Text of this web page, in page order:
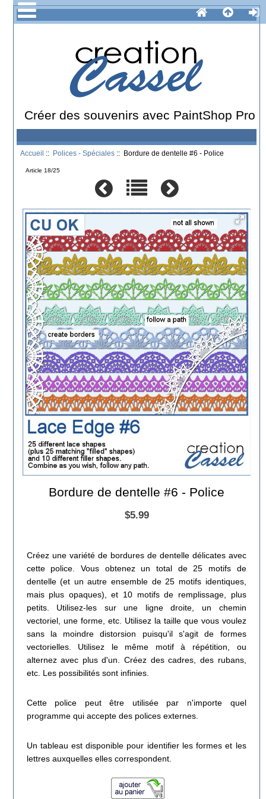
Créer des souvenirs avec PaintShop Pro
Accueil :: Polices - Spéciales :: Bordure de dentelle #6 - Police
Article 18/25
Bordure de dentelle #6 - Police
$5.99
Créez une variété de bordures de dentelle délicates avec
cette police. Vous obtenez un total de 25 motifs de
dentelle (et un autre ensemble de 25 motifs identiques,
mais plus opaques), et 10 motifs de remplissage, plus
petits. Utilisez-les sur une ligne droite, un chemin
vectoriel, une forme, etc. Utilisez la taille que vous voulez
sans la moindre distorsion puisqu'il s'agit de formes
vectorielles. Utilisez le même motif à répétition, ou
alternez avec plus d'un. Créez des cadres, des rubans,
etc. Les possibilités sont infinies.
Cette police peut être utilisée par n'importe quel
programme qui accepte des polices externes.
Un tableau est disponible pour identifier les formes et les
lettres auxquelles elles correspondent.